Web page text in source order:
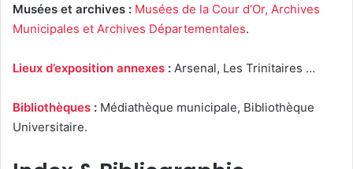
Musées et archives : Musées de la Cour d’Or, Archives
Municipales et Archives Départementales.
Lieux d’exposition annexes : Arsenal, Les Trinitaires …
Bibliothèques : Médiathèque municipale, Bibliothèque
Universitaire.